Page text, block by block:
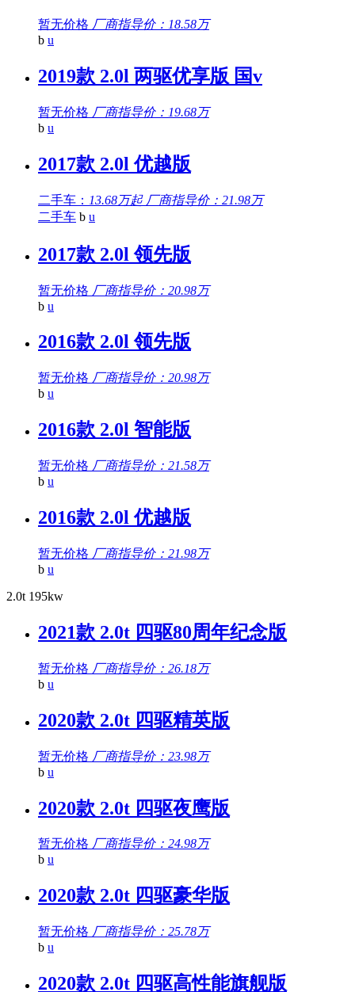
暂无价格 厂商指导价：18.58万
b u
2019款 2.0l 两驱优享版 国v
暂无价格 厂商指导价：19.68万
b u
2017款 2.0l 优越版
二手车： 13.68万起 厂商指导价：21.98万
二手车 b u
2017款 2.0l 领先版
暂无价格 厂商指导价：20.98万
b u
2016款 2.0l 领先版
暂无价格 厂商指导价：20.98万
b u
2016款 2.0l 智能版
暂无价格 厂商指导价：21.58万
b u
2016款 2.0l 优越版
暂无价格 厂商指导价：21.98万
b u
2.0t 195kw
2021款 2.0t 四驱80周年纪念版
暂无价格 厂商指导价：26.18万
b u
2020款 2.0t 四驱精英版
暂无价格 厂商指导价：23.98万
b u
2020款 2.0t 四驱夜鹰版
暂无价格 厂商指导价：24.98万
b u
2020款 2.0t 四驱豪华版
暂无价格 厂商指导价：25.78万
b u
2020款 2.0t 四驱高性能旗舰版